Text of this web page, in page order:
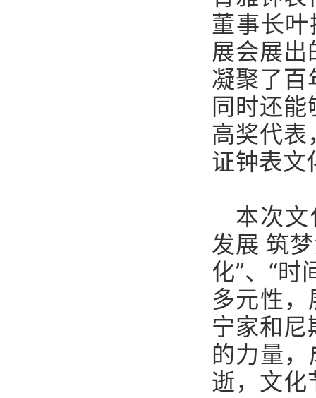
董事长
展会展出
凝聚了百
同时还
高奖代表
证钟表文
本次
发展 筑
化”、“时
多元性
宁家和尼
的力量
逝，文化